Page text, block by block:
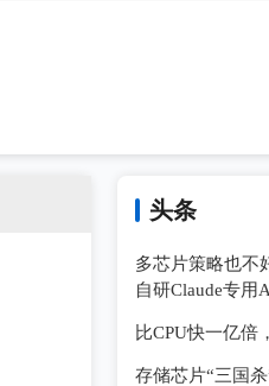
头条
多芯片策略也不
自研Claude专用
比CPU快一亿倍
存储芯片“三国